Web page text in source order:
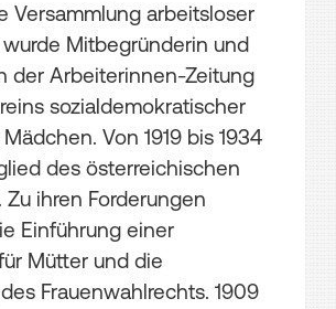
Versammlung arbeitsloser
wurde Mitbegründerin und
der Arbeiterinnen-Zeitung
sozialdemokratischer
Von 1919 bis 1934
des österreichischen
Zu ihren Forderungen
Einführung einer
Mütter und die
Frauenwahlrechts. 1909